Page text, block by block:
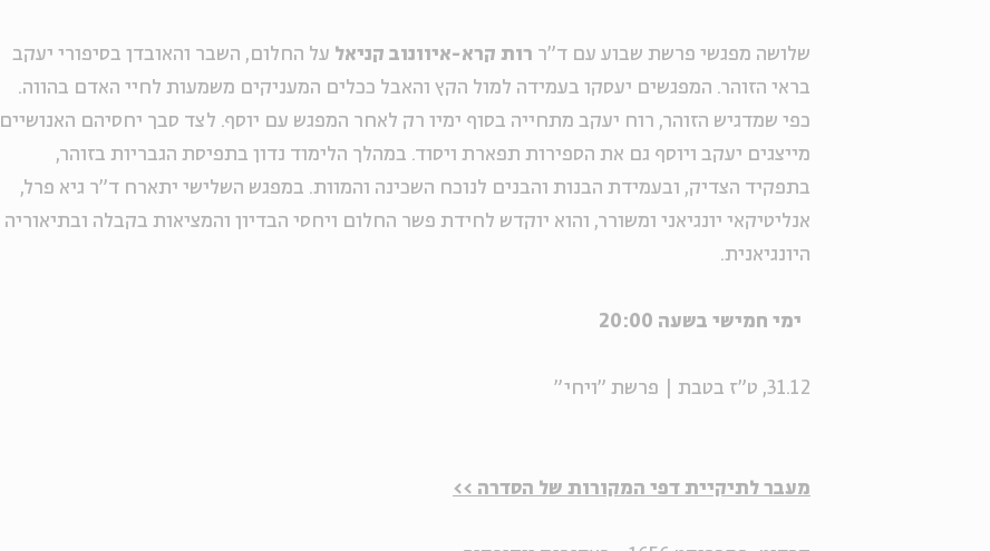
שלושה מפגשי פרשת שבוע עם ד"ר רות קרא-איוונוב קניאל על החלום, השבר והאובדן בסיפורי יעקב
בראי הזוהר. המפגשים יעסקו בעמידה למול הקץ והאבל ככלים המעניקים משמעות לחיי האדם בהווה.
כפי שמדגיש הזוהר, רוח יעקב מתחייה בסוף ימיו רק לאחר המפגש עם יוסף. לצד סבך יחסיהם האנושיים
מייצגים יעקב ויוסף גם את הספירות תפארת ויסוד. במהלך הלימוד נדון בתפיסת הגבריות בזוהר,
בתפקיד הצדיק, ובעמידת הבנות והבנים לנוכח השכינה והמוות. במפגש השלישי יתארח ד"ר גיא פרל,
אנליטיקאי יונגיאני ומשורר, והוא יוקדש לחידת פשר החלום ויחסי הבדיון והמציאות בקבלה ובתיאוריה
היונגיאנית.
ימי חמישי בשעה 20:00
31.12, ט"ז בטבת | פרשת "ויחי"
מעבר לתיקיית דפי המקורות של הסדרה >>